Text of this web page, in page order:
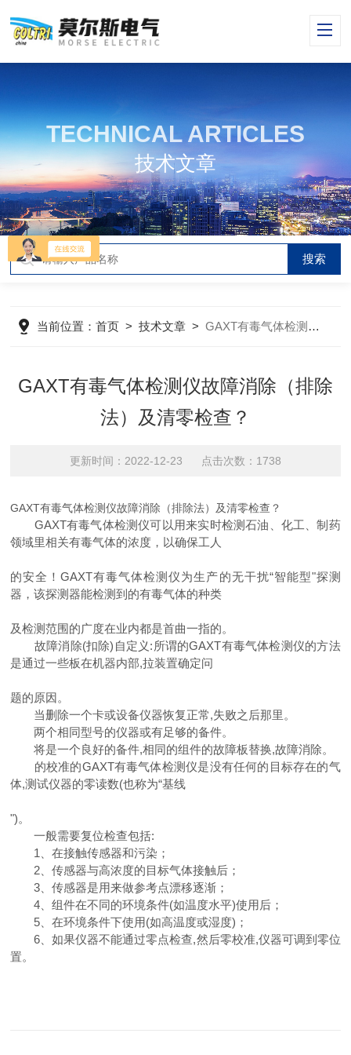
TECHNICAL ARTICLES
技术文章
当前位置：首页 >技术文章 >GAXT有毒气体检测仪故障消除（排除法）及清零检查？
GAXT有毒气体检测仪故障消除（排除
法）及清零检查？
更新时间：2022-12-23 点击次数：1738
GAXT有毒气体检测仪故障消除（排除法）及清零检查？
GAXT有毒气体检测仪可以用来实时检测石油、化工、制药
领域里相关有毒气体的浓度，以确保工人
的安全！GAXT有毒气体检测仪为生产的无干扰“智能型"探测
器，该探测器能检测到的有毒气体的种类
及检测范围的广度在业内都是首曲一指的。
故障消除(扣除)自定义:所谓的GAXT有毒气体检测仪的方法
是通过一些板在机器内部,拉装置确定问
题的原因。
当删除一个卡或设备仪器恢复正常,失败之后那里。
两个相同型号的仪器或有足够的备件。
将是一个良好的备件,相同的组件的故障板替换,故障消除。
的校准的GAXT有毒气体检测仪是没有任何的目标存在的气
体,测试仪器的零读数(也称为“基线
")。
一般需要复位检查包括:
1、在接触传感器和污染；
2、传感器与高浓度的目标气体接触后；
3、传感器是用来做参考点漂移逐渐；
4、组件在不同的环境条件(如温度水平)使用后；
5、在环境条件下使用(如高温度或湿度)；
6、如果仪器不能通过零点检查,然后零校准,仪器可调到零位
置。